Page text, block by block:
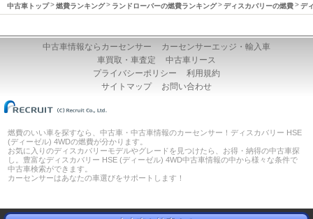
中古車トップ 燃費ランキング ランドローバーの燃費ランキング ディスカバリーの燃費 デ
中古車情報ならカーセンサー
カーセンサーエッジ・輸入車
車買取・車査定
中古車リース
プライバシーポリシー
利用規約
サイトマップ
お問い合わせ
燃費のいい車を探すなら、中古車・中古車情報のカーセンサー！ディスカバリー HSE
(ディーゼル) 4WDの燃費が分かります。
お気に入りのディスカバリーモデルやグレードを見つけたら、お得・納得の中古車探
し。豊富なディスカバリー HSE (ディーゼル) 4WD中古車情報の中から様々な条件で
中古車検索ができます。
カーセンサーはあなたの車選びをサポートします！